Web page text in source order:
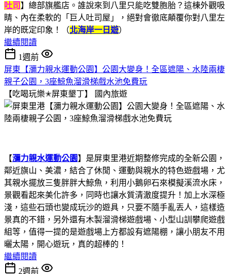
吐司 】總部旗艦店。誰說來到八里只能吃雙胞胎？這棟外觀吸
睛、內在柔軟的「巨人吐司屋」，絕對會徹底顛覆你對八里左
岸的既定印象！（北海岸一日遊）
繼續閱讀
1週前
屏東【瀰力親水運動公園】公園大變身！全區遮陽、水陸兩棲
親子公園，3座鯨魚溜滑梯戲水池免費玩
【吃喝玩樂✭屏東墾丁】
國內旅遊
【瀰力親水運動公園】是屏東里港近期整修完成的全新公園，
鄰近旗山、美濃，結合了休閒、運動與親水的特色遊戲場，尤
其親水擺放三隻胖胖大鯨魚，利用小鵝卵石來模擬溪流水床，
景觀看起來美化許多，同時也讓水質清澈度提升！加上水深極
淺，這些石頭也變成玩沙的遊具，只要不隨手亂丟人，這樣造
景真的不錯，另外還有木製溜滑梯遊戲場、小型山訓攀爬遊戲
組等，值得一提的是遊戲場上方都設有遮陽棚，讓小朋友不用
曬太陽，開心遊玩，真的超棒的！
繼續閱讀
2週前